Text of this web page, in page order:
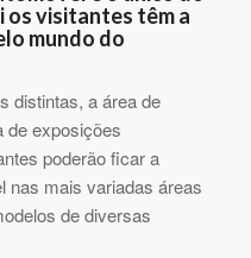
os visitantes têm a
mundo do
distintas, a área de
de exposições
poderão ficar a
nas mais variadas áreas
de diversas